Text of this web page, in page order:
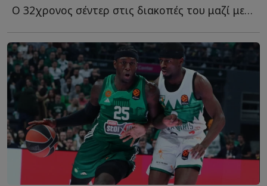
Ο 32χρονος σέντερ στις διακοπές του μαζί με τους συμπατριώτες τ...